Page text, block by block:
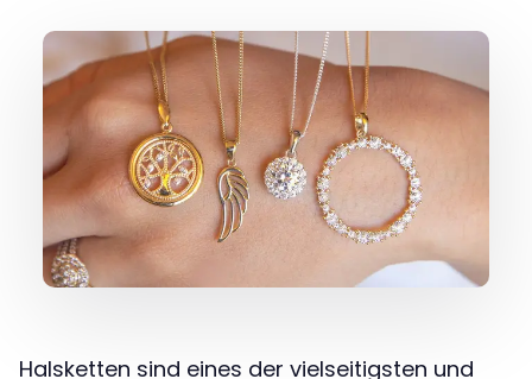
Halsketten sind eines der vielseitigsten und